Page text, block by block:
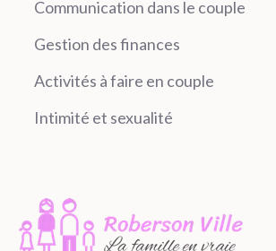
Communication dans le couple
Gestion des finances
Activités à faire en couple
Intimité et sexualité